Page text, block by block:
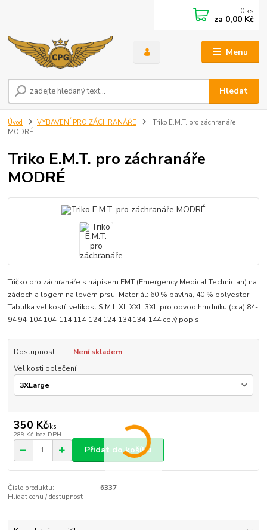
Menu
Hledat
0 ks
za 0,00 Kč
Úvod VYBAVENÍ PRO ZÁCHRANÁŘE
Triko E.M.T. pro záchranáře
MODRÉ
Triko E.M.T. pro záchranáře
MODRÉ
Tričko pro záchranáře s nápisem EMT (Emergency Medical Technician) na
zádech a logem na levém prsu. Materiál: 60 % bavlna, 40 % polyester.
Tabulka velikostí: velikost S M L XL XXL 3XL pro obvod hrudníku (cca) 84-
94 94-104 104-114 114-124 124-134 134-144celý popis
Dostupnost
Není skladem
Velikosti oblečení
350 Kč/ks
289 Kč bez DPH
Přidat do košíku
Číslo produktu:
6337
Hlídat cenu / dostupnost